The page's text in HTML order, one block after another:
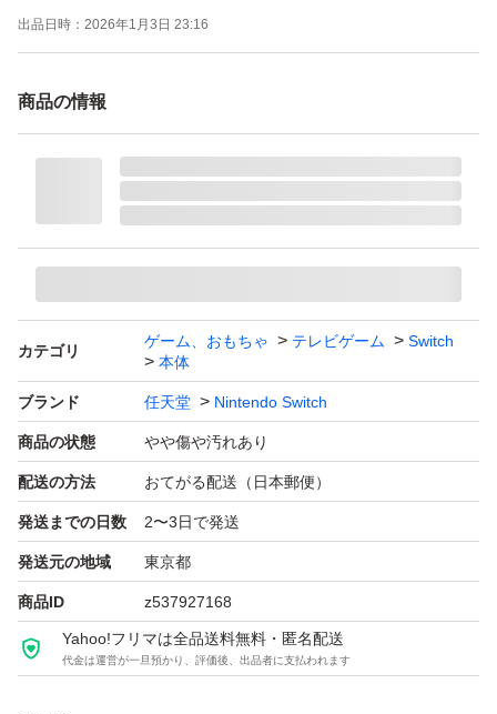
出品日時： 2026年1月3日 23:16
商品の情報
カテゴリ
ゲーム、おもちゃ テレビゲーム
Switch
本体
ブランド 任天堂 Nintendo Switch
商品の状態 やや傷や汚れあり
配送の方法 おてがる配送（日本郵便）
発送までの日数 2〜3日で発送
発送元の地域 東京都
商品ID z537927168
Yahoo!フリマは全品送料無料・匿名配送
代金は運営が一旦預かり、評価後、出品者に支払われます